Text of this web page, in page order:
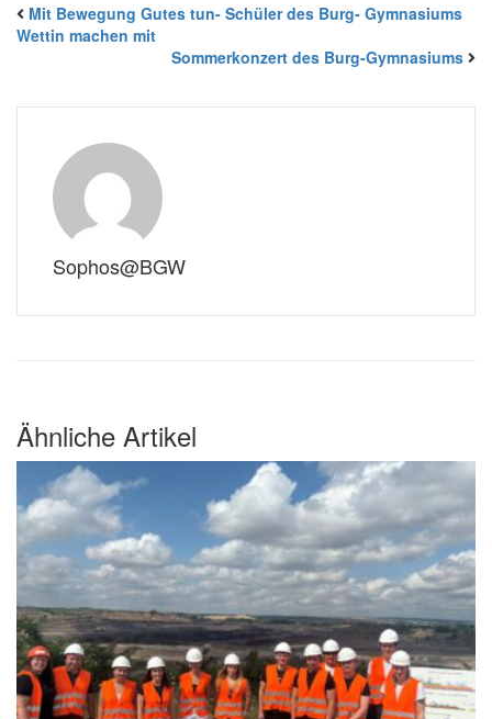
Mit Bewegung Gutes tun- Schüler des Burg- Gymnasiums
Wettin machen mit
Sommerkonzert des Burg-Gymnasiums
Sophos@BGW
Ähnliche Artikel